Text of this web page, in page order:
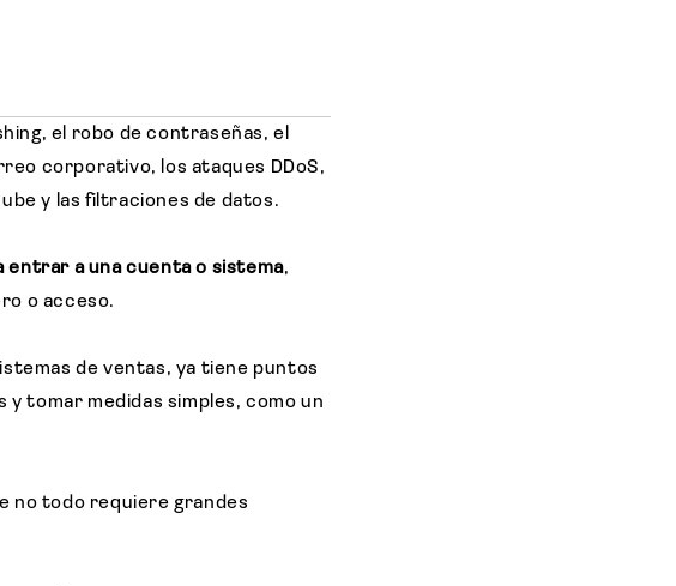
el robo de contraseñas, el
corporativo, los ataques DDoS,
y las filtraciones de datos.
entrar a una cuenta o sistema,
o acceso.
de ventas, ya tiene puntos
tomar medidas simples, como un
no todo requiere grandes